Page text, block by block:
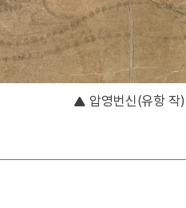
압영번신(유항 작)